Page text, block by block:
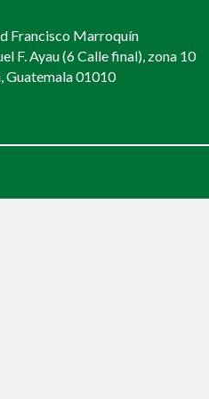
Francisco Marroquín
F. Ayau (6 Calle final), zona 10
Guatemala 01010